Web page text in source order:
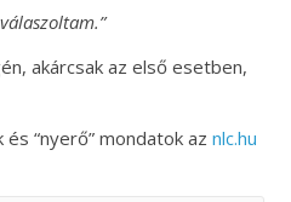
akárcsak az első esetben,
“nyerő” mondatok aznlc.hu